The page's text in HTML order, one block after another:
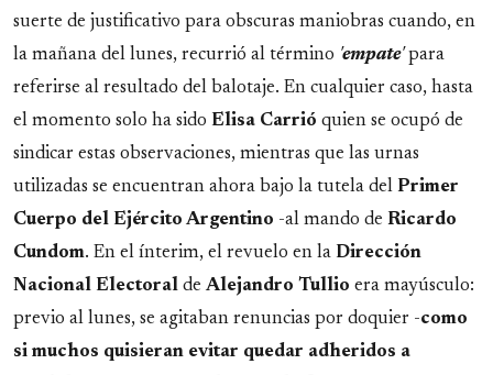
suerte de justificativo para obscuras maniobras cuando, en
la mañana del lunes, recurrió al término 'empate'para
referirse al resultado del balotaje. En cualquier caso, hasta
el momento solo ha sido Elisa Carrió quien se ocupó de
sindicar estas observaciones, mientras que las urnas
utilizadas se encuentran ahora bajo la tutela del Primer
Cuerpo del Ejército Argentino -al mando de Ricardo
Cundom. En el ínterim, el revuelo en la Dirección
Nacional Electoral de Alejandro Tullio era mayúsculo:
previo al lunes, se agitaban renuncias por doquier -como
si muchos quisieran evitar quedar adheridos a